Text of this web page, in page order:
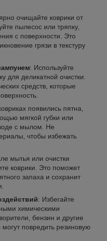
очищайте коврики от
пылесос или тряпку,
с поверхности. Это
грязи в текстуру
: Используйте
для деликатной очистки.
средств, которые
появились пятна,
мягкой губки или
с мылом. Не
чтобы избежать
мытья или очистки
коврики. Это поможет
запаха и сохранит
: Избегайте
химическими
бензин и другие
повредить резиновую